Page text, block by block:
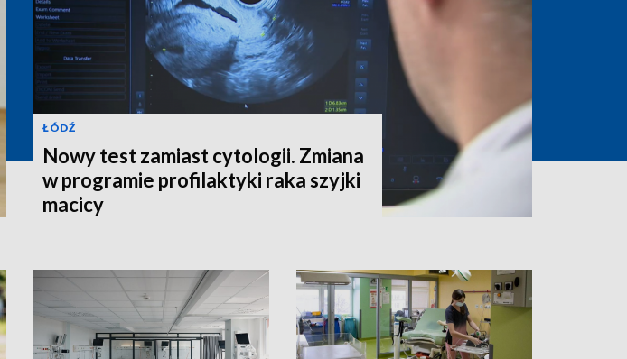
ŁÓDŹ
Nowy test zamiast cytologii. Zmiana
w programie profilaktyki raka szyjki
macicy